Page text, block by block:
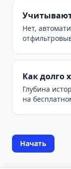
Нет,
Как долго
Глубина
на
Начать